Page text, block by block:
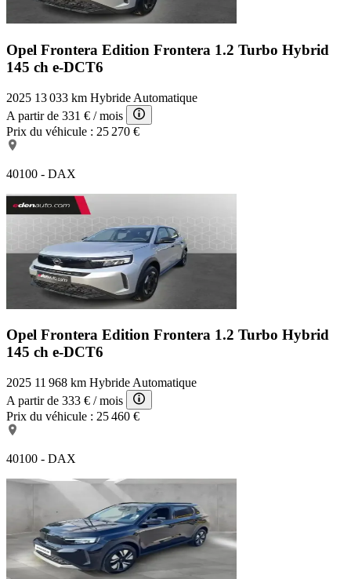
Opel Frontera Edition Frontera 1.2 Turbo Hybrid
145 ch e-DCT6
2025 13 033 km Hybride Automatique
A partir de 331 € / mois
Prix du véhicule : 25 270 €
40100 - DAX
Opel Frontera Edition Frontera 1.2 Turbo Hybrid
145 ch e-DCT6
2025 11 968 km Hybride Automatique
A partir de 333 € / mois
Prix du véhicule : 25 460 €
40100 - DAX